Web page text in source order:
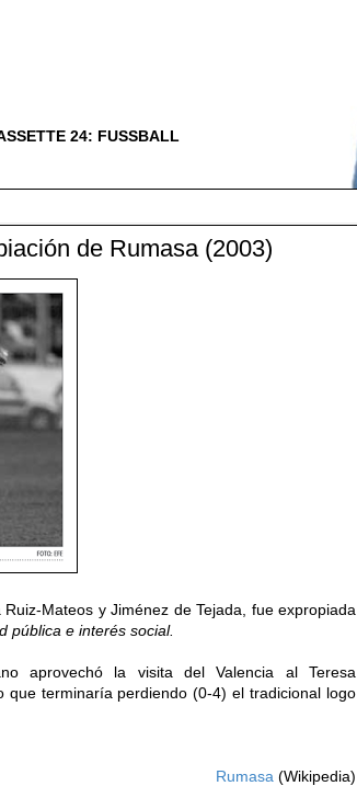
24: FUSSBALL
de Rumasa (2003)
Mateos y Jiménez de Tejada, fue expropiada
pública e interés social.
aprovechó la visita del Valencia al Teresa
terminaría perdiendo (0-4) el tradicional logo
Rumasa (Wikipedia)